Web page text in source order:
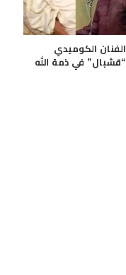
الفنان الكوميدي
“قشبال” في ذمة الله